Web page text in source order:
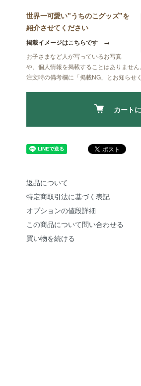
世界一可愛い"うちのこグッズ"を
紹介させてください
掲載イメージはこちらです →
お子さまなど人が写っているお写真
や、個人情報を掲載することはありませ
注文時の備考欄に 「掲載NG」 とお知らせ
カート
返品について
特定商取引法に基づく表記
オプションの値段詳細
この商品について問い合わせる
買い物を続ける